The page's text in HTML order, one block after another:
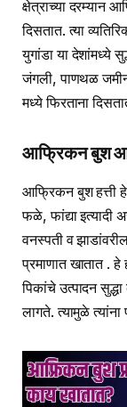
क्षेत्राच्या दरम्यान
दिसतात. त्या
युगांडा या देशांमध्ये
जंगली, पाणथळ
मध्ये फिरताना
आफ्रिकन बुश
आफ्रिकन बुश हत्ती हे
फळे, फांद्या इत्यादी
वनस्पती व
प्रमाणात खातात . हे
पिकांचे उत्पादन
लागते. त्यामुळे